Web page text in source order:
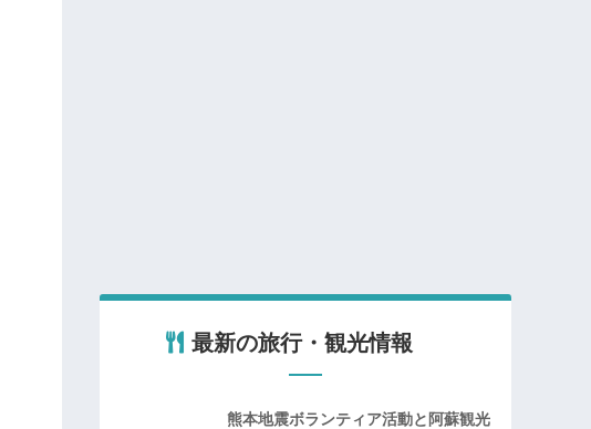
最新の旅行・観光情報
熊本地震ボランティア活動と阿蘇観光